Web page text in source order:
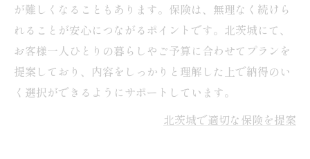
が難しくなることもあります。保険は、無理なく続けら
れることが安心につながるポイントです。北茨城にて、
お客様一人ひとりの暮らしやご予算に合わせてプランを
提案しており、内容をしっかりと理解した上で納得のい
く選択ができるようにサポートしています。
北茨城で適切な保険を提案